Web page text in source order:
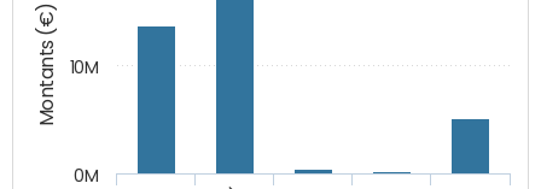
Montants (€)
0M
10M